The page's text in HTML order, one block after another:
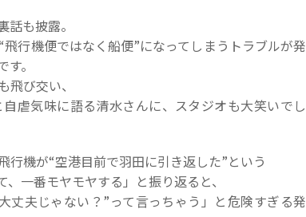
も披露。
行機便ではなく船便”になってしまうトラブルが発
。
び交い、
虐気味に語る清水さんに、スタジオも大笑いでし
行機が“空港目前で羽田に引き返した”という
一番モヤモヤする」と振り返ると、
丈夫じゃない？”って言っちゃう」と危険すぎる発